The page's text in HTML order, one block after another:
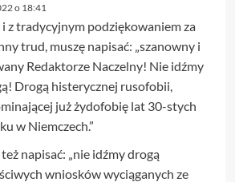
o 18:41
z tradycyjnym podziękowaniem za
trud, muszę napisać: „szanowny i
Redaktorze Naczelny! Nie idźmy
Drogą histerycznej rusofobii,
już żydofobię lat 30-stych
w Niemczech.”
napisać: „nie idźmy drogą
wniosków wyciąganych ze